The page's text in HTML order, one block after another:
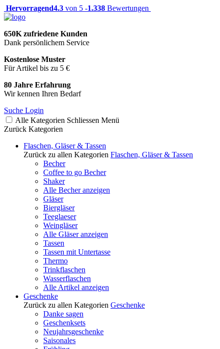
Hervorragend4.3 von 5 -1.338 Bewertungen
650K zufriedene Kunden
Dank persönlichem Service
Kostenlose Muster
Für Artikel bis zu 5 €
80 Jahre Erfahrung
Wir kennen Ihren Bedarf
Suche Login
Alle Kategorien Schliessen Menü
Zurück Kategorien
Flaschen, Gläser & Tassen
Zurück zu allen Kategorien Flaschen, Gläser & Tassen
Becher
Coffee to go Becher
Shaker
Alle Becher anzeigen
Gläser
Biergläser
Teeglaeser
Weingläser
Alle Gläser anzeigen
Tassen
Tassen mit Untertasse
Thermo
Trinkflaschen
Wasserflaschen
Alle Artikel anzeigen
Geschenke
Zurück zu allen Kategorien Geschenke
Danke sagen
Geschenksets
Neujahrsgeschenke
Saisonales